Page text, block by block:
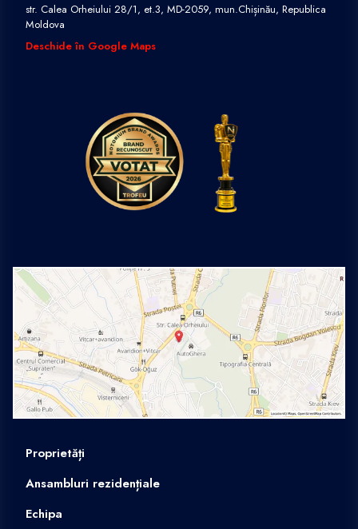
str. Calea Orheiului 28/1, et.3, MD-2059, mun.Chișinău, Republica
Moldova
Deschide în Google Maps
Proprietăți
Ansambluri rezidențiale
Echipa